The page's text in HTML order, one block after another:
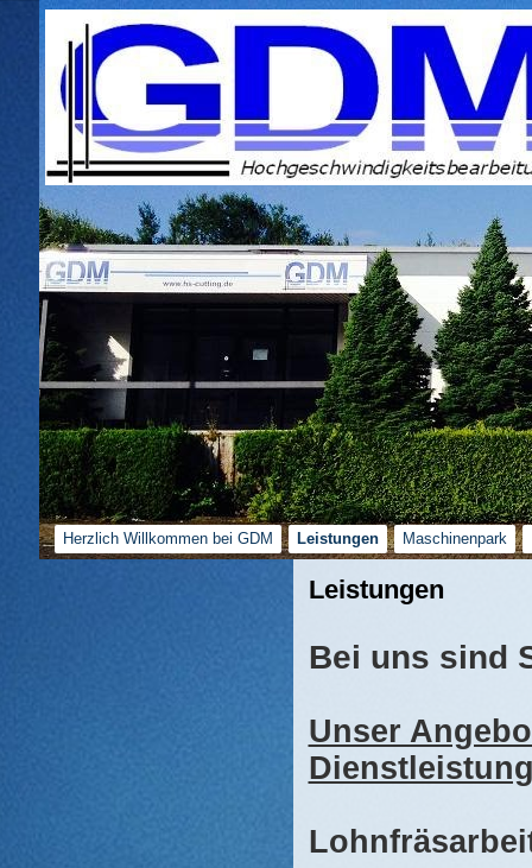
Herzlich Willkommen bei GDM Leistungen Maschinenpark
Leistungen
Bei uns sind
Unser